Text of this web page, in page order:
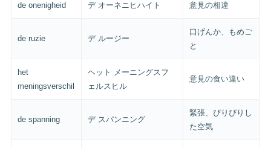
de onenigheid デ オーネニヒハイト 意見の相違
de ruzie デ ルージー
口げんか、もめご
と
het
meningsverschil
ヘット メーニングスフ
ェルスヒル
意見の食い違い
de spanning デ スパンニング
緊張、ぴりぴりし
た空気